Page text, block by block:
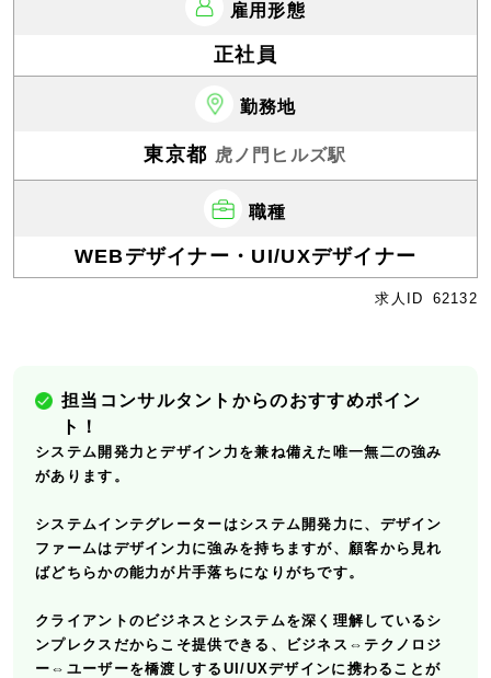
雇用形態
正社員
勤務地
東京都 虎ノ門ヒルズ駅
職種
WEBデザイナー・UI/UXデザイナー
求人ID 62132
担当コンサルタントからのおすすめポイン
ト！
システム開発力とデザイン力を兼ね備えた唯一無二の強み
があります。
システムインテグレーターはシステム開発力に、デザイン
ファームはデザイン力に強みを持ちますが、顧客から見れ
ばどちらかの能力が片手落ちになりがちです。
クライアントのビジネスとシステムを深く理解しているシ
ンプレクスだからこそ提供できる、ビジネス⇔テクノロジ
ー⇔ユーザーを橋渡しするUI/UXデザインに携わることが